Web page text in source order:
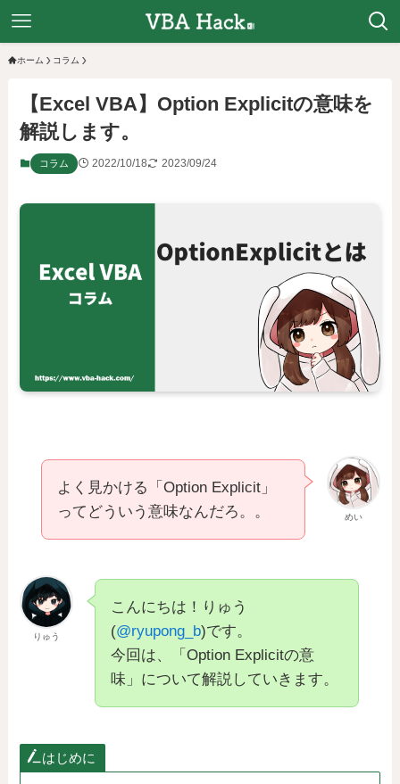
ホーム コラム
【Excel VBA】Option Explicitの意味を
解説します。
コラム 2022/10/18 2023/09/24
めい
よく見かける「Option Explicit」
ってどういう意味なんだろ。。
りゅう
こんにちは！りゅう
(@ryupong_b)です。
今回は、「Option Explicitの意
味」について解説していきます。
はじめに